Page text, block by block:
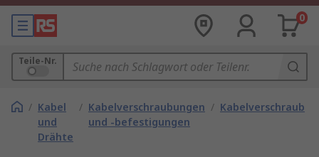
0
Teile-Nr.
/ Kabel
und
Drähte
/ Kabelverschraubungen
und -befestigungen
/